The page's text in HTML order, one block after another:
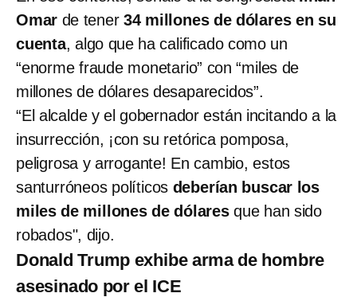
Omar de tener34 millones de dólares en su
cuenta, algo que ha calificado como un
“enorme fraude monetario” con “miles de
millones de dólares desaparecidos”.
“El alcalde y el gobernador están incitando a la
insurrección, ¡con su retórica pomposa,
peligrosa y arrogante! En cambio, estos
santurróneos políticos deberían buscar los
miles de millones de dólaresque han sido
robados", dijo.
Donald Trump exhibe arma de hombre
asesinado por el ICE